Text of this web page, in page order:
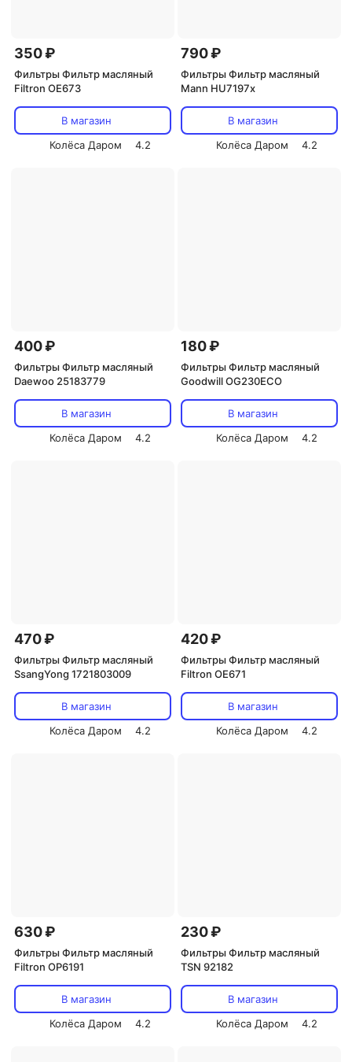
350 ₽
Фильтры Фильтр масляный
Filtron OE673
В магазин
Колёса Даром
4.2
790 ₽
Фильтры Фильтр масляный
Mann HU7197x
В магазин
Колёса Даром
4.2
400 ₽
Фильтры Фильтр масляный
Daewoo 25183779
В магазин
Колёса Даром
4.2
180 ₽
Фильтры Фильтр масляный
Goodwill OG230ECO
В магазин
Колёса Даром
4.2
470 ₽
Фильтры Фильтр масляный
SsangYong 1721803009
В магазин
Колёса Даром
4.2
420 ₽
Фильтры Фильтр масляный
Filtron OE671
В магазин
Колёса Даром
4.2
630 ₽
Фильтры Фильтр масляный
Filtron OP6191
В магазин
Колёса Даром
4.2
230 ₽
Фильтры Фильтр масляный
TSN 92182
В магазин
Колёса Даром
4.2